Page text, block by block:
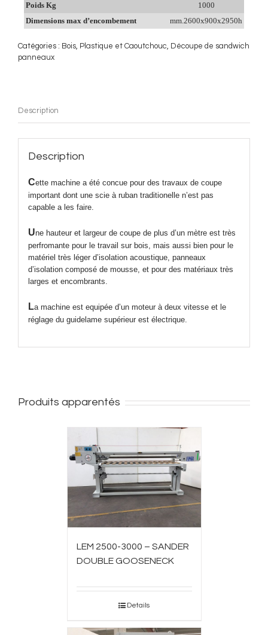
Poids Kg
1000
Dimensions max d’encombement
mm.2600x900x2950h
Catégories : Bois, Plastique et Caoutchouc, Découpe de sandwich
panneaux
Description
Description
Cette machine a été concue pour des travaux de coupe
important dont une scie à ruban traditionelle n’est pas
capable a les faire.
Une hauteur et largeur de coupe de plus d’un mètre est très
perfromante pour le travail sur bois, mais aussi bien pour le
matériel très léger d’isolation acoustique, panneaux
d’isolation composé de mousse, et pour des matériaux très
larges et encombrants.
La machine est equipée d’un moteur à deux vitesse et le
réglage du guidelame supérieur est électrique.
Produits apparentés
LEM 2500-3000 – SANDER
DOUBLE GOOSENECK
Details